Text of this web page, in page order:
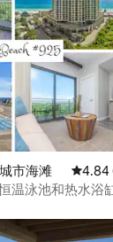
市海滩 平均评
4.84
温泳池和热水浴